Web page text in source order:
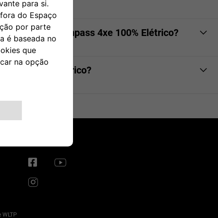
tipo de estrada (urbana, suburbana, autoestrada), a
Jeep® Compass 4xe 100% Elétrico?
tal como acontece com todos os veículos.
4xe 100% Elétrico?
WLTP